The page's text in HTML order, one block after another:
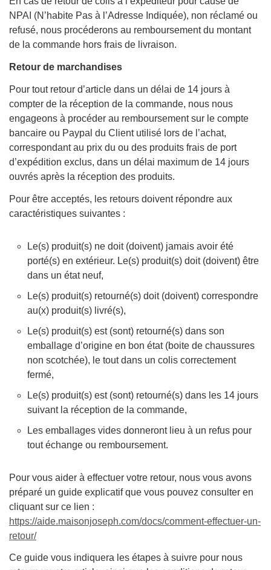
NPAI (N’habite Pas à l’Adresse Indiquée), non réclamé ou
refusé, nous procéderons au remboursement du montant
de la commande hors frais de livraison.
Retour de marchandises
Pour tout retour d’article dans un délai de 14 jours à
compter de la réception de la commande, nous nous
engageons à procéder au remboursement sur le compte
bancaire ou Paypal du Client utilisé lors de l’achat,
correspondant au prix du ou des produits frais de port
d’expédition exclus, dans un délai maximum de 14 jours
ouvrés après la réception des produits.
Pour être acceptés, les retours doivent répondre aux
caractéristiques suivantes :
Le(s) produit(s) ne doit (doivent) jamais avoir été
porté(s) en extérieur. Le(s) produit(s) doit (doivent) être
dans un état neuf,
Le(s) produit(s) retourné(s) doit (doivent) correspondre
au(x) produit(s) livré(s),
Le(s) produit(s) est (sont) retourné(s) dans son
emballage d’origine en bon état (boite de chaussures
non scotchée), le tout dans un colis correctement
fermé,
Le(s) produit(s) est (sont) retourné(s) dans les 14 jours
suivant la réception de la commande,
Les emballages vides donneront lieu à un refus pour
tout échange ou remboursement.
Pour vous aider à effectuer votre retour, nous vous avons
préparé un guide explicatif que vous pouvez consulter en
cliquant sur ce lien :
https://aide.maisonjoseph.com/docs/comment-effectuer-un-
retour/
Ce guide vous indiquera les étapes à suivre pour nous